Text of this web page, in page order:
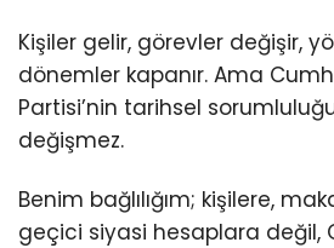
Kişiler gelir, görevler değişir,
dönemler kapanır. Ama
Partisi’nin tarihsel
değişmez.
Benim bağlılığım; kişilere,
geçici siyasi hesaplara değil,